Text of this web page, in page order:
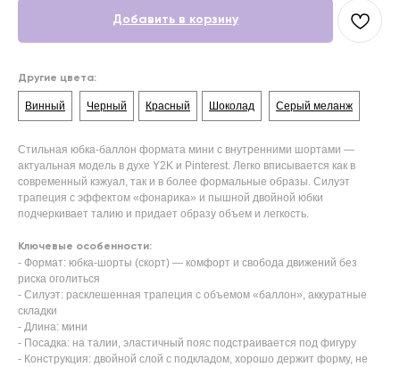
Добавить в корзину
Другие цвета:
Винный Черный Красный Шоколад Серый меланж
Стильная юбка-баллон формата мини с внутренними шортами —
актуальная модель в духе Y2K и Pinterest. Легко вписывается как в
современный кэжуал, так и в более формальные образы. Силуэт
трапеция с эффектом «фонарика» и пышной двойной юбки
подчеркивает талию и придает образу объем и легкость.
Ключевые особенности:
- Формат: юбка-шорты (скорт) — комфорт и свобода движений без
риска оголиться
- Силуэт: расклешенная трапеция с объемом «баллон», аккуратные
складки
- Длина: мини
- Посадка: на талии, эластичный пояс подстраивается под фигуру
- Конструкция: двойной слой с подкладом, хорошо держит форму, не